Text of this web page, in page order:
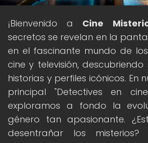
¡Bienvenido a Cine
secretos se revelan en la
en el fascinante mundo de
cine y televisión, descubriendo
historias y perfiles icónicos. En
principal "Detectives en
exploramos a fondo la
género tan apasionante.
desentrañar los misterios?